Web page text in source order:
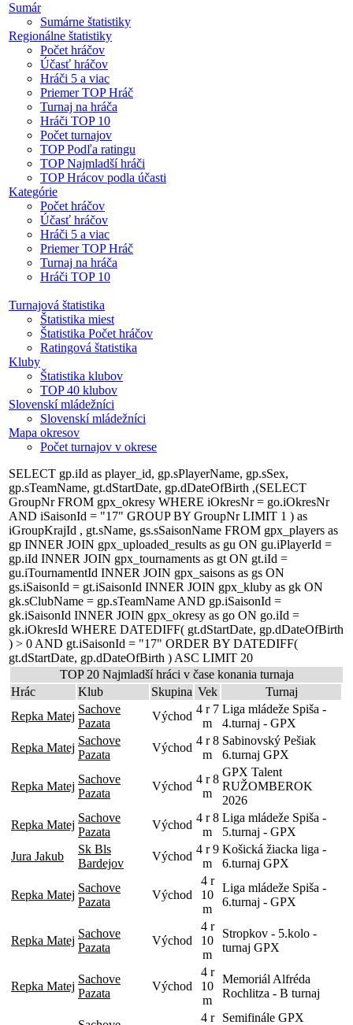
Sumár
Sumárne štatistiky
Regionálne štatistiky
Počet hráčov
Účasť hráčov
Hráči 5 a viac
Priemer TOP Hráč
Turnaj na hráča
Hráči TOP 10
Počet turnajov
TOP Podľa ratingu
TOP Najmladší hráči
TOP Hrácov podla účasti
Kategórie
Počet hráčov
Účasť hráčov
Hráči 5 a viac
Priemer TOP Hráč
Turnaj na hráča
Hráči TOP 10
Turnajová štatistika
Štatistika miest
Štatistika Počet hráčov
Ratingová štatistika
Kluby
Štatistika klubov
TOP 40 klubov
Slovenskí mládežníci
Slovenskí mládežníci
Mapa okresov
Počet turnajov v okrese
SELECT gp.iId as player_id, gp.sPlayerName, gp.sSex,
gp.sTeamName, gt.dStartDate, gp.dDateOfBirth ,(SELECT
GroupNr FROM gpx_okresy WHERE iOkresNr = go.iOkresNr
AND iSaisonId = "17" GROUP BY GroupNr LIMIT 1 ) as
iGroupKrajId , gt.sName, gs.sSaisonName FROM gpx_players as
gp INNER JOIN gpx_uploaded_results as gu ON gu.iPlayerId =
gp.iId INNER JOIN gpx_tournaments as gt ON gt.iId =
gu.iTournamentId INNER JOIN gpx_saisons as gs ON
gs.iSaisonId = gt.iSaisonId INNER JOIN gpx_kluby as gk ON
gk.sClubName = gp.sTeamName AND gp.iSaisonId =
gk.iSaisonId INNER JOIN gpx_okresy as go ON go.iId =
gk.iOkresId WHERE DATEDIFF( gt.dStartDate, gp.dDateOfBirth
) > 0 AND gt.iSaisonId = "17" ORDER BY DATEDIFF(
gt.dStartDate, gp.dDateOfBirth ) ASC LIMIT 20
TOP 20 Najmladší hráci v čase konania turnaja
Hrác
Klub Skupina Vek
Turnaj
Repka Matej
Sachove
Pazata
Východ
4 r 7
m
Liga mládeže Spiša -
4.turnaj - GPX
Repka Matej
Sachove
Pazata
Východ
4 r 8
m
Sabinovský Pešiak
6.turnaj GPX
Repka Matej
Sachove
Pazata
Východ
4 r 8
m
GPX Talent
RUŽOMBEROK
2026
Repka Matej
Sachove
Pazata
Východ
4 r 8
m
Liga mládeže Spiša -
5.turnaj - GPX
Jura Jakub
Sk Bls
Bardejov
Východ
4 r 9
m
Košická žiacka liga -
6.turnaj GPX
Repka Matej
Sachove
Pazata
Východ
4 r
10
m
Liga mládeže Spiša -
6.turnaj - GPX
Repka Matej
Sachove
Pazata
Východ
4 r
10
m
Stropkov - 5.kolo -
turnaj GPX
Repka Matej
Sachove
Pazata
Východ
4 r
10
m
Memoriál Alfréda
Rochlitza - B turnaj
4 r Semifinále GPX